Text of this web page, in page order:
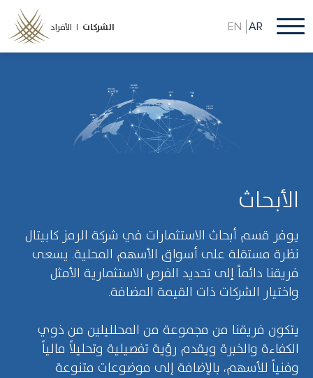
إلى
المحتوى
الرئيسي
الأفراد | الشركات EN AR
الأبحاث
يوفر قسم أبحاث الاستثمارات في شركة الرمز كابيتال
نظرة مستقلة على أسواق الأسهم المحلية. يسعى
فريقنا دائماً إلى تحديد الفرص الاستثمارية الأمثل
واختيار الشركات ذات القيمة المضافة.
يتكون فريقنا من مجموعة من المحلليلين من ذوي
الكفاءة والخبرة ويقدم رؤية تفصيلية وتحليلاً مالياً
وفنياً للأسهم، بالإضافة إلى موضوعات متنوعة